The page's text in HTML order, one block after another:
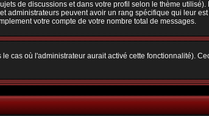
de discussions et dans votre profil selon le thème
peuvent avoir un rang spécifique qui leur
votre compte de votre nombre total de messages.
cas où l'administrateur aurait activé cette fonctionnalité).